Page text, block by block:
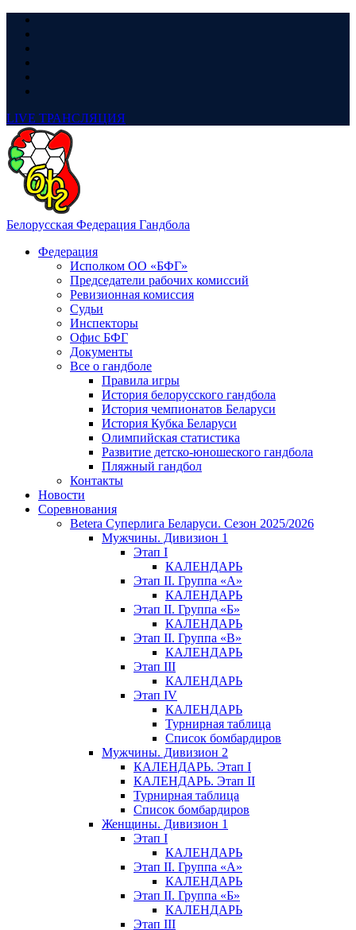
LIVE ТРАНСЛЯЦИЯ
Белорусская Федерация Гандбола
Федерация
Исполком ОО «БФГ»
Председатели рабочих комиссий
Ревизионная комиссия
Судьи
Инспекторы
Офис БФГ
Документы
Все о гандболе
Правила игры
История белорусского гандбола
История чемпионатов Беларуси
История Кубка Беларуси
Олимпийская статистика
Развитие детско-юношеского гандбола
Пляжный гандбол
Контакты
Новости
Соревнования
Betera Суперлига Беларуси. Сезон 2025/2026
Мужчины. Дивизион 1
Этап I
КАЛЕНДАРЬ
Этап II. Группа «А»
КАЛЕНДАРЬ
Этап II. Группа «Б»
КАЛЕНДАРЬ
Этап II. Группа «В»
КАЛЕНДАРЬ
Этап III
КАЛЕНДАРЬ
Этап IV
КАЛЕНДАРЬ
Турнирная таблица
Список бомбардиров
Мужчины. Дивизион 2
КАЛЕНДАРЬ. Этап I
КАЛЕНДАРЬ. Этап II
Турнирная таблица
Список бомбардиров
Женщины. Дивизион 1
Этап I
КАЛЕНДАРЬ
Этап II. Группа «А»
КАЛЕНДАРЬ
Этап II. Группа «Б»
КАЛЕНДАРЬ
Этап III